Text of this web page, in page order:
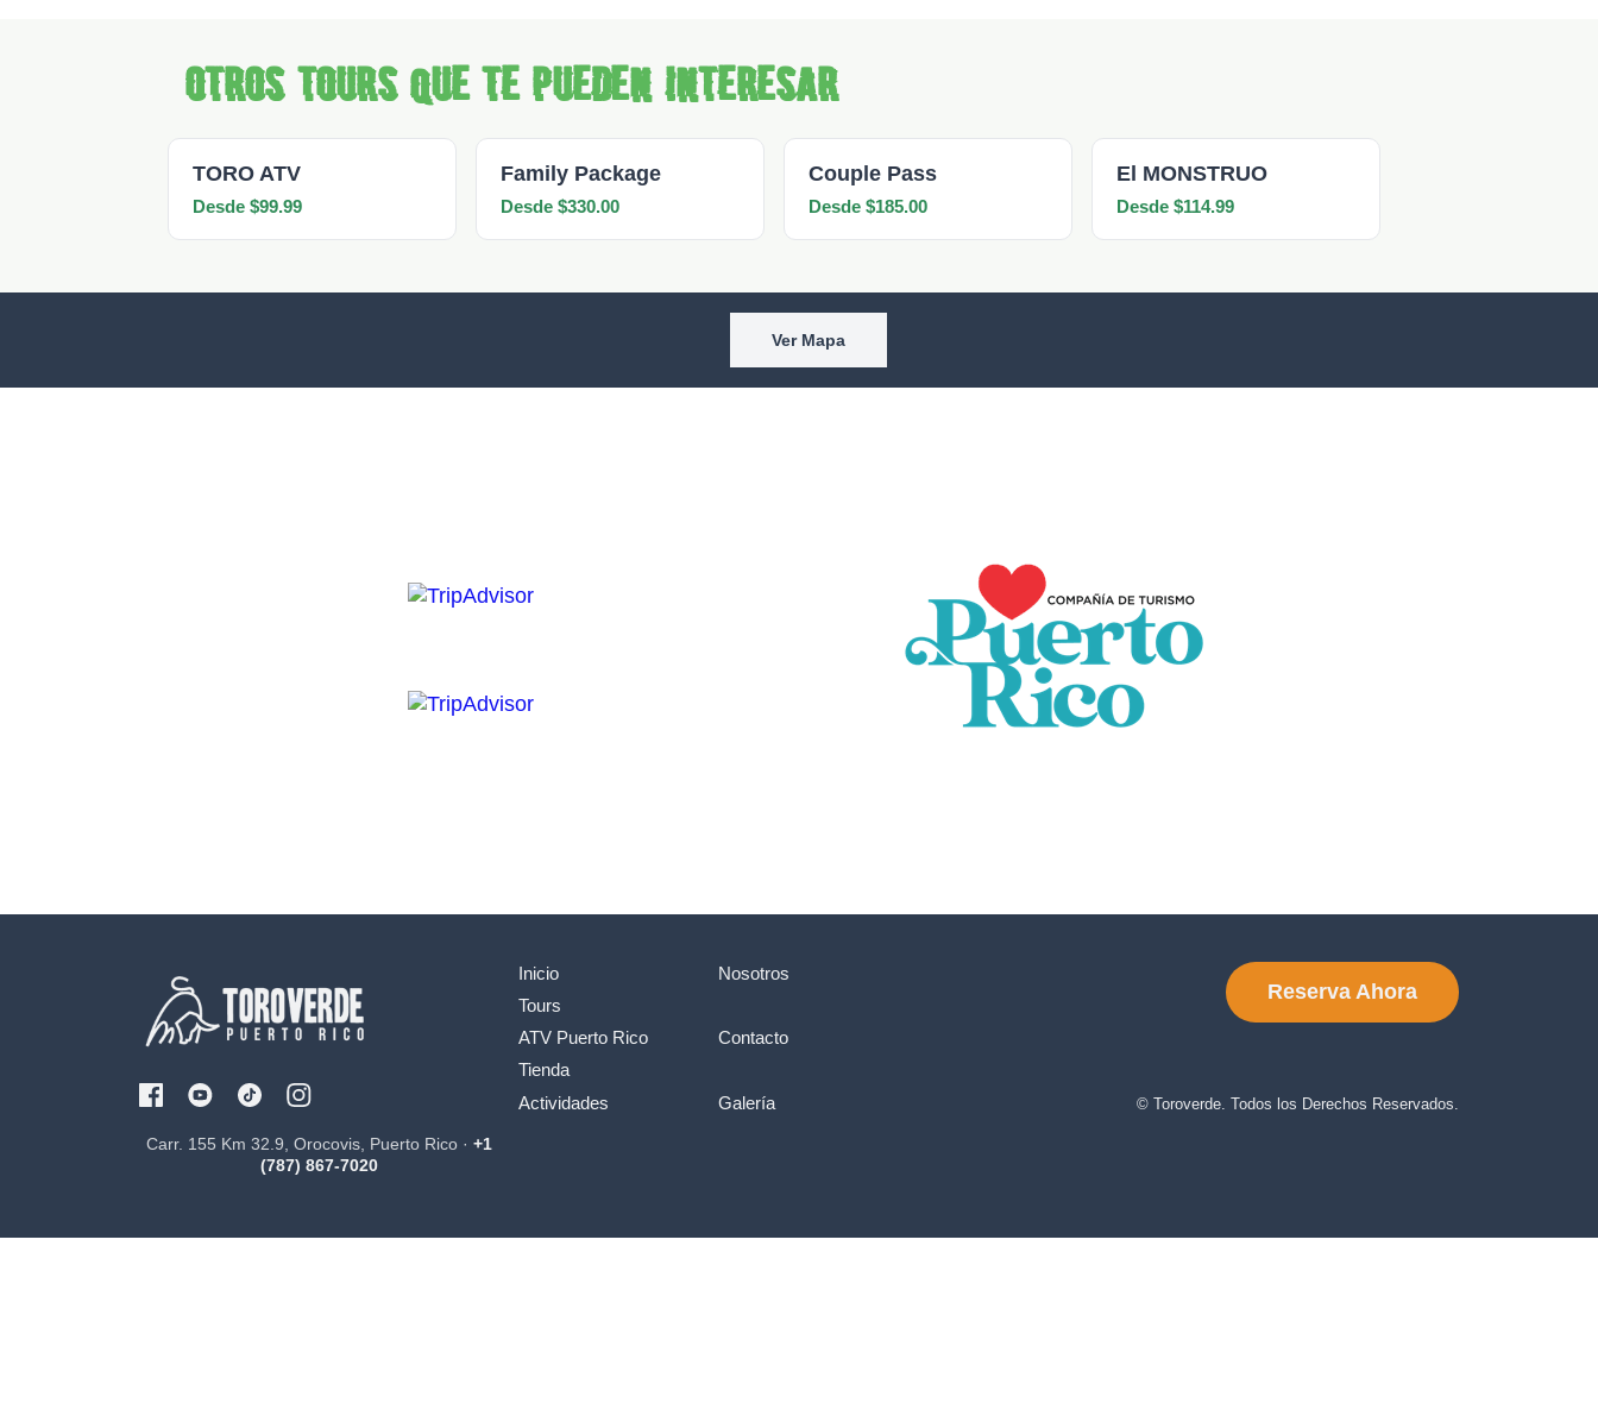
Otros tours que te pueden interesar
TORO ATV
Desde $99.99
Family Package
Desde $330.00
Couple Pass
Desde $185.00
El MONSTRUO
Desde $114.99
Ver Mapa
Inicio
Tours
ATV Puerto Rico
Tienda
Actividades
Nosotros
Contacto
Galería
Reserva Ahora
Carr. 155 Km 32.9, Orocovis, Puerto Rico ·+1
(787) 867-7020
© Toroverde. Todos los Derechos Reservados.